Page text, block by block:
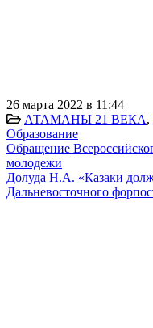
26 марта 2022 в 11:44
АТАМАНЫ 21 ВЕКА,
Образование
Обращение
молодежи
Долуда Н.А. «Казаки
Дальневосточного